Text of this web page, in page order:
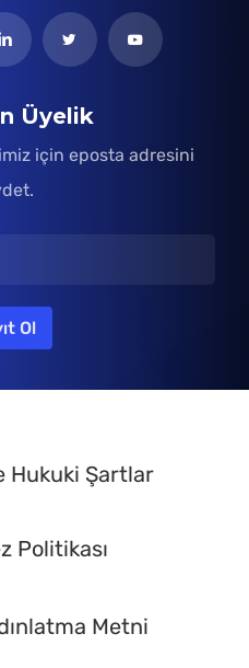
Üyelik
için eposta adresini
Hukuki Şartlar
Politikası
Metni